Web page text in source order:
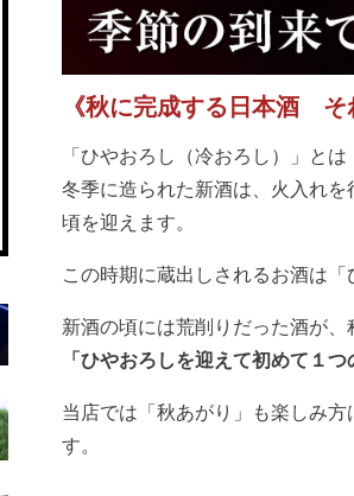
《秋に完成する日本酒 そ
「ひやおろし（冷おろし）」とは
冬季に造られた新酒は、火入れ
頃を迎えます。
この時期に蔵出しされるお酒は「
新酒の頃には荒削りだった酒が
「ひやおろしを迎えて初めて１つ
当店では「秋あがり」も楽しみ
す。